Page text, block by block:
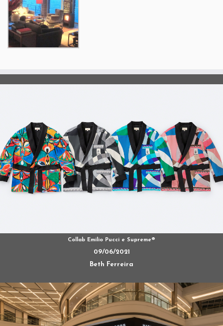
Collab Emilio Pucci e Supreme®
09/06/2021
Beth Ferreira